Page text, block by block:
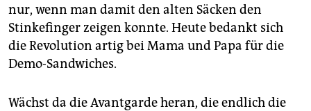
nur, wenn man damit den alten Säcken den
Stinkefinger zeigen konnte. Heute bedankt sich
die Revolution artig bei Mama und Papa für die
Demo-Sandwiches.
Wächst da die Avantgarde heran, die endlich die